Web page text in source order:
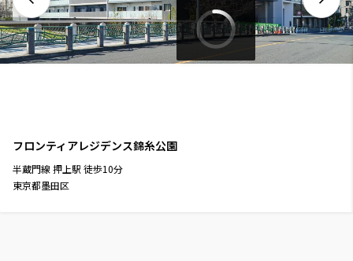
フロンティアレジデンス錦糸公園
半蔵門線 押上駅 徒歩10分
東京都墨田区